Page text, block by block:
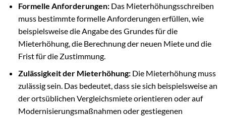
Formelle Anforderungen:Das Mieterhöhungsschreiben
muss bestimmte formelle Anforderungen erfüllen, wie
beispielsweise die Angabe des Grundes für die
Mieterhöhung, die Berechnung der neuen Miete und die
Frist für die Zustimmung.
Zulässigkeit der Mieterhöhung:Die Mieterhöhung muss
zulässig sein. Das bedeutet, dass sie sich beispielsweise an
der ortsüblichen Vergleichsmiete orientieren oder auf
Modernisierungsmaßnahmen oder gestiegenen